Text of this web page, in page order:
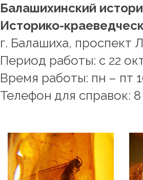
Балашихинский
Историко-
г. Балашиха, проспект
Период работы: с 22
Время работы: пн – пт
Телефон для справок: 8